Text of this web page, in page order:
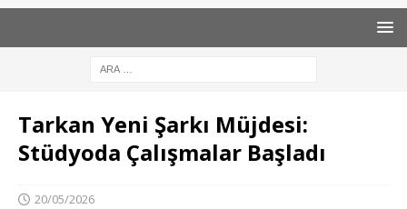
Tarkan Yeni Şarkı Müjdesi:
Stüdyoda Çalışmalar Başladı
20/05/2026